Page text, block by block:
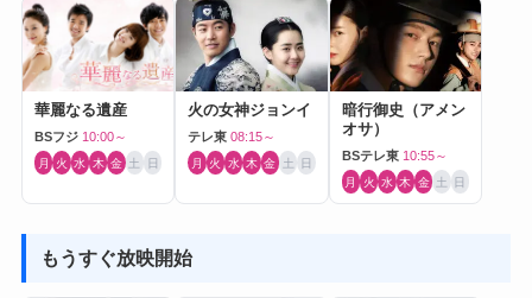
華麗なる遺産
BSフジ 10:00～
月 火 水 木 金 土 日
火の女神ジョンイ
テレ東 08:15～
月 火 水 木 金 土 日
暗行御史（アメン
オサ）
BSテレ東 10:55～
月 火 水 木 金 土 日
もうすぐ放映開始